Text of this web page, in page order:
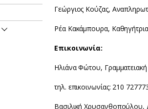
Γεώργιος Κούζας,
Ρέα Κακάμπουρα,
Επικοινωνία:
Ηλιάνα Φώτου,
τηλ. επικοινωνίας: 210
Βασιλική